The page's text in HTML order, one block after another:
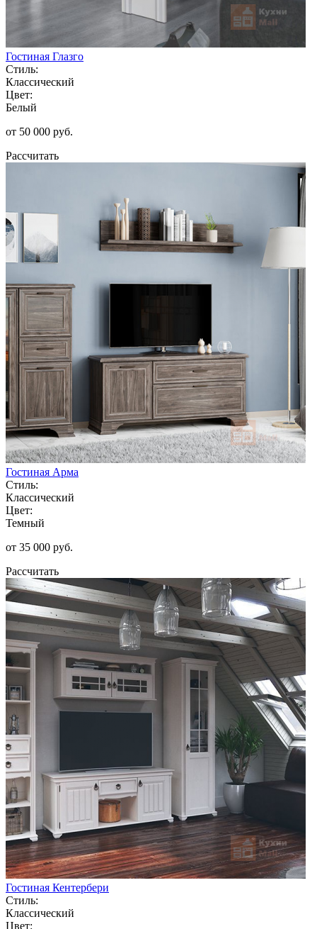
Гостиная Глазго
Стиль:
Классический
Цвет:
Белый
от 50 000 руб.
Рассчитать
Гостиная Арма
Стиль:
Классический
Цвет:
Темный
от 35 000 руб.
Рассчитать
Гостиная Кентербери
Стиль:
Классический
Цвет: